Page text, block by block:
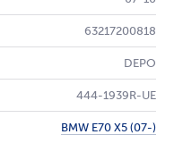
63217200818
DEPO
444-1939R-UE
BMW E70 X5 (07-)